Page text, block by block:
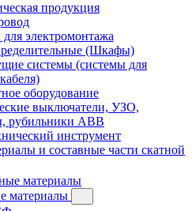
продукция
электромонтажа
(Шкафы)
системы (системы для
оборудование
выключатели, УЗО,
рубильники ABB
инструмент
и составные части скатной
материалы
материалы